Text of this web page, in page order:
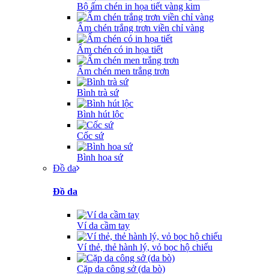
Bộ ấm chén in họa tiết vàng kim
Ấm chén trắng trơn viền chỉ vàng
Ấm chén có in họa tiết
Ấm chén men trắng trơn
Bình trà sứ
Bình hút lộc
Cốc sứ
Bình hoa sứ
Đồ da
Đồ da
Ví da cầm tay
Ví thẻ, thẻ hành lý, vỏ bọc hộ chiếu
Cặp da công sở (da bò)